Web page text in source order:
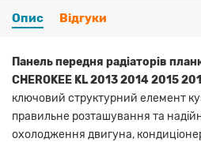
Опис Відгуки
Панель передня радіаторів
CHEROKEE KL 2013 2014 2015
ключовий структурний елемент
правильне розташування та
охолодження двигуна,